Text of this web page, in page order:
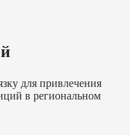
для привлечения
в региональном